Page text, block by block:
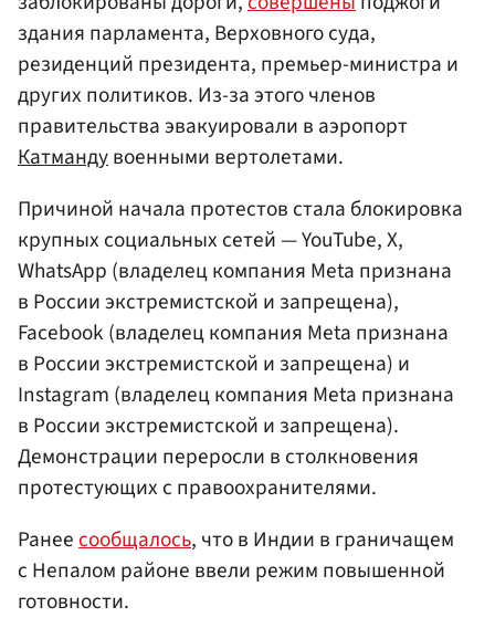
здания парламента, Верховного суда,
резиденций президента, премьер-министра и
других политиков. Из-за этого членов
правительства эвакуировали в аэропорт
Катмандувоенными вертолетами.
Причиной начала протестов стала блокировка
крупных социальных сетей — YouTube, X,
WhatsApp (владелец компания Meta признана
в России экстремистской и запрещена),
Facebook (владелец компания Meta признана
в России экстремистской и запрещена) и
Instagram (владелец компания Meta признана
в России экстремистской и запрещена).
Демонстрации переросли в столкновения
протестующих с правоохранителями.
Ранеесообщалось, что в Индии в граничащем
с Непалом районе ввели режим повышенной
готовности.